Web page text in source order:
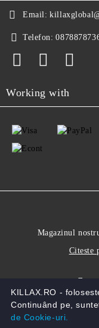
Email:
Telefon:
Working with
Magazinul
Citeste
KILLAX.RO -
Continuând pe,
de Cookie-uri.